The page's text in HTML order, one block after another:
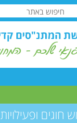
חוגים ופעילויות